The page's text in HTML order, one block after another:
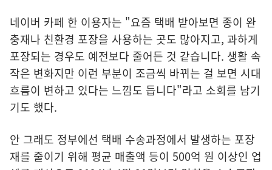
네이버 카페 한 이용자는 "요즘 택배 받아보면 종이 완
충재나 친환경 포장을 사용하는 곳도 많아지고, 과하게
포장되는 경우도 예전보다 줄어든 것 같습니다. 생활 속
작은 변화지만 이런 부분이 조금씩 바뀌는 걸 보면 시대
흐름이 변하고 있다는 느낌도 듭니다"라고 소회를 남기
기도 했다.
안 그래도 정부에선 택배 수송과정에서 발생하는 포장
재를 줄이기 위해 평균 매출액 등이 500억 원 이상인 업